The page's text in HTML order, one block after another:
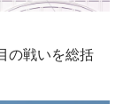
の戦いを総括